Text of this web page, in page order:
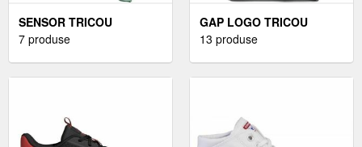
SENSOR TRICOU
FUNCȚIONAL DE
7 produse
GAP LOGO TRICOU
PENTRU BĂRBAȚI,
13 produse